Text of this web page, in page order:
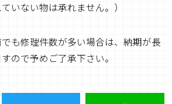
いない物は承れません。）
も修理件数が多い場合は、納期が長
ので予めご了承下さい。